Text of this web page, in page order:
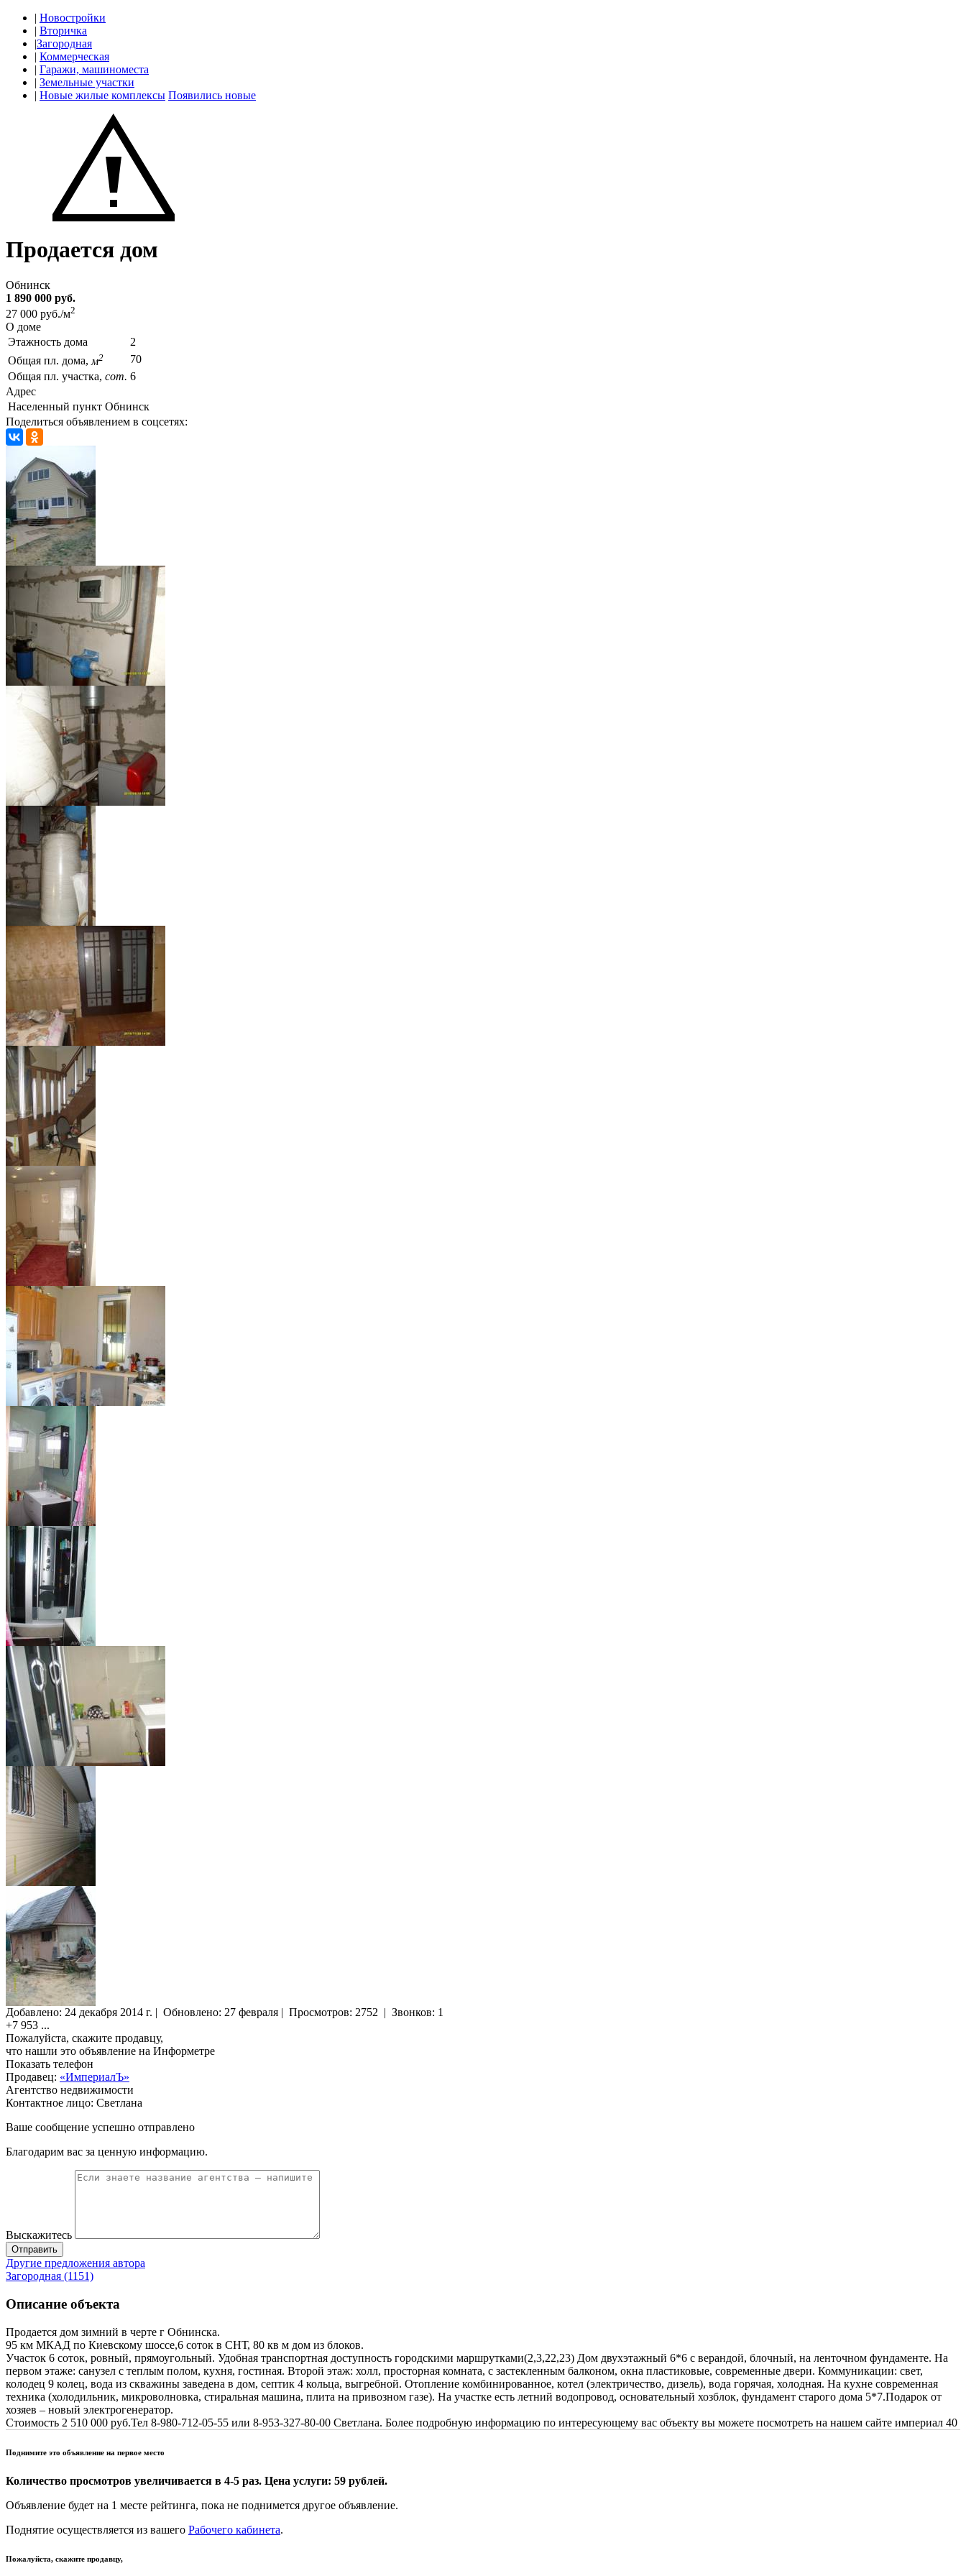
| Новостройки
| Вторичка
|Загородная
| Коммерческая
| Гаражи, машиноместа
| Земельные участки
| Новые жилые комплексы Появились новые
Продается дом
Обнинск
1 890 000 руб.
27 000 руб./м2
О доме
Этажность дома
2
Общая пл. дома, м2
70
Общая пл. участка, сот. 6
Адрес
Населенный пункт Обнинск
Поделиться объявлением в соцсетях:
Добавлено: 24 декабря 2014 г. | Обновлено: 27 февраля | Просмотров: 2752 | Звонков: 1
+7 953 ...
Пожалуйста, скажите продавцу,
что нашли это объявление на Информетре
Показать телефон
Продавец: «ИмпериалЪ»
Агентство недвижимости
Контактное лицо: Светлана
Ваше сообщение успешно отправлено
Благодарим вас за ценную информацию.
Выскажитесь
Отправить
Другие предложения автора
Загородная (1151)
Описание объекта
Продается дом зимний в черте г Обнинска.
95 км МКАД по Киевскому шоссе,6 соток в СНТ, 80 кв м дом из блоков.
Участок 6 соток, ровный, прямоугольный. Удобная транспортная доступность городскими маршрутками(2,3,22,23) Дом двухэтажный 6*6 с верандой, блочный, на ленточном фундаменте. На
первом этаже: санузел с теплым полом, кухня, гостиная. Второй этаж: холл, просторная комната, с застекленным балконом, окна пластиковые, современные двери. Коммуникации: свет,
колодец 9 колец, вода из скважины заведена в дом, септик 4 кольца, выгребной. Отопление комбинированное, котел (электричество, дизель), вода горячая, холодная. На кухне современная
техника (холодильник, микроволновка, стиральная машина, плита на привозном газе). На участке есть летний водопровод, основательный хозблок, фундамент старого дома 5*7.Подарок от
хозяев – новый электрогенератор.
Стоимость 2 510 000 руб.Тел 8-980-712-05-55 или 8-953-327-80-00 Светлана. Более подробную информацию по интересующему вас объекту вы можете посмотреть на нашем сайте империал 40
Поднимите это объявление на первое место
Количество просмотров увеличивается в 4-5 раз. Цена услуги: 59 рублей.
Объявление будет на 1 месте рейтинга, пока не поднимется другое объявление.
Поднятие осуществляется из вашего Рабочего кабинета.
Пожалуйста, скажите продавцу,